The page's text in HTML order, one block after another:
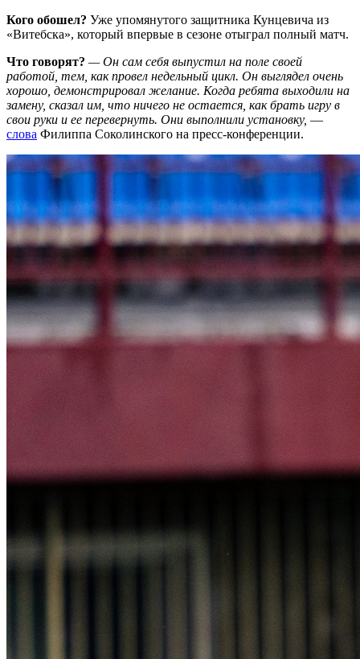
Кого обошел? Уже упомянутого защитника Кунцевича из
«Витебска», который впервые в сезоне отыграл полный матч.
Что говорят? — Он сам себя выпустил на поле своей
работой, тем, как провел недельный цикл. Он выглядел очень
хорошо, демонстрировал желание. Когда ребята выходили на
замену, сказал им, что ничего не остается, как брать игру в
свои руки и ее перевернуть. Они выполнили установку, —
слова Филиппа Соколинского на пресс-конференции.